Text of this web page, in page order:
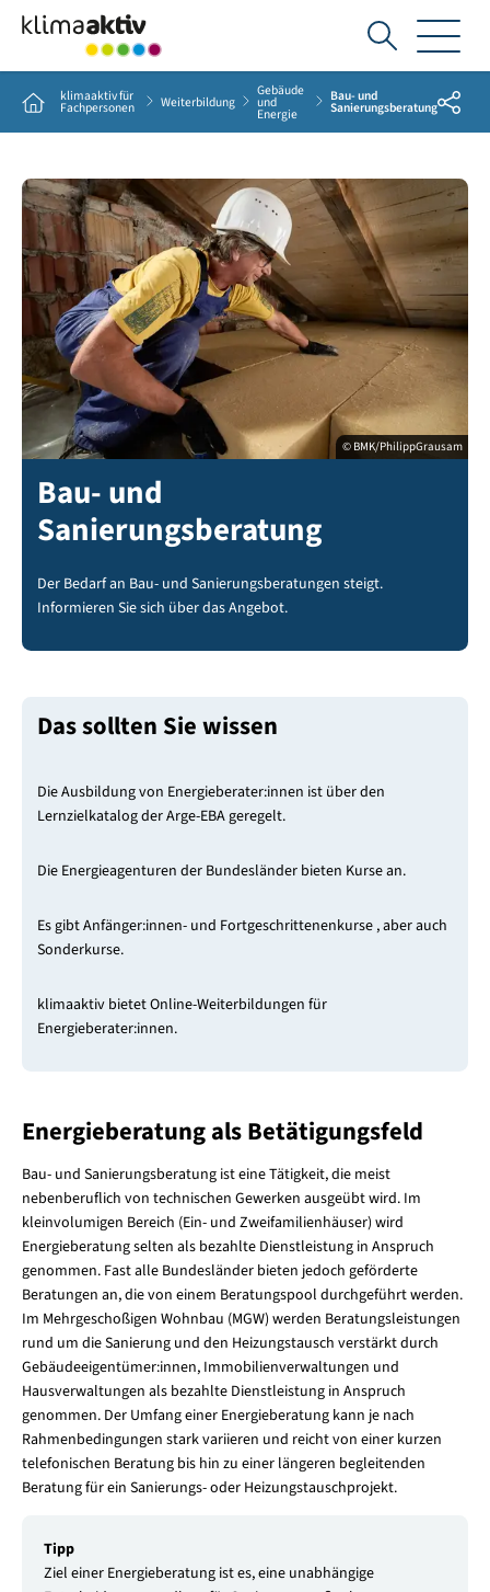
Ich
suche...
Home klimaaktiv für
Fachpersonen Weiterbildung
Gebäude
und
Energie
Bau- und
SanierungsberatungShare
© BMK/PhilippGrausam
Bau- und
Sanierungsberatung
Der Bedarf an Bau- und Sanierungsberatungen steigt.
Informieren Sie sich über das Angebot.
Das sollten Sie wissen
Die Ausbildung von Energieberater:innen ist über den
Lernzielkatalog der Arge-EBA geregelt.
Die Energieagenturen der Bundesländer bieten Kurse an.
Es gibt Anfänger:innen- und Fortgeschrittenenkurse , aber auch
Sonderkurse.
klimaaktiv bietet Online-Weiterbildungen für
Energieberater:innen.
Energieberatung als Betätigungsfeld
Bau- und Sanierungsberatung ist eine Tätigkeit, die meist
nebenberuflich von technischen Gewerken ausgeübt wird. Im
kleinvolumigen Bereich (Ein- und Zweifamilienhäuser) wird
Energieberatung selten als bezahlte Dienstleistung in Anspruch
genommen. Fast alle Bundesländer bieten jedoch geförderte
Beratungen an, die von einem Beratungspool durchgeführt werden.
Im Mehrgeschoßigen Wohnbau (MGW) werden Beratungsleistungen
rund um die Sanierung und den Heizungstausch verstärkt durch
Gebäudeeigentümer:innen, Immobilienverwaltungen und
Hausverwaltungen als bezahlte Dienstleistung in Anspruch
genommen. Der Umfang einer Energieberatung kann je nach
Rahmenbedingungen stark variieren und reicht von einer kurzen
telefonischen Beratung bis hin zu einer längeren begleitenden
Beratung für ein Sanierungs- oder Heizungstauschprojekt.
Tipp
Ziel einer Energieberatung ist es, eine unabhängige